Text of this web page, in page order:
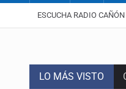
ESCUCHA RADIO CAÑÓN
LO MÁS VISTO